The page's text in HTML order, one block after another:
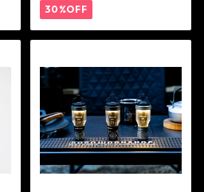
30%OFF